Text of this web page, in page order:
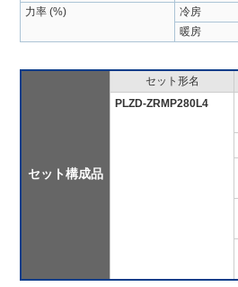
力率 (%)
冷房
暖房
セット構成品
セット形名
PLZD-ZRMP280L4